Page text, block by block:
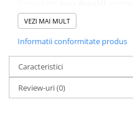
Uscător de mâini automat
Consum redus și
Ideal pentru
spații publice
Design profesional și ușor de
Uscătorul de mâiniLimpio Inox
ecologică și igienică
,
VEZI MAI MULT
Informatii conformitate produs
Caracteristici
Review-uri(0)